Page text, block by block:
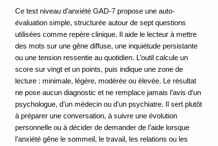
Ce test niveau d’anxiété GAD-7 propose une auto-
évaluation simple, structurée autour de sept questions
utilisées comme repère clinique. Il aide le lecteur à mettre
des mots sur une gêne diffuse, une inquiétude persistante
ou une tension ressentie au quotidien. L’outil calcule un
score sur vingt et un points, puis indique une zone de
lecture : minimale, légère, modérée ou élevée. Le résultat
ne pose aucun diagnostic et ne remplace jamais l’avis d’un
psychologue, d’un médecin ou d’un psychiatre. Il sert plutôt
à préparer une conversation, à suivre une évolution
personnelle ou à décider de demander de l’aide lorsque
l’anxiété gêne le sommeil, le travail, les relations ou les